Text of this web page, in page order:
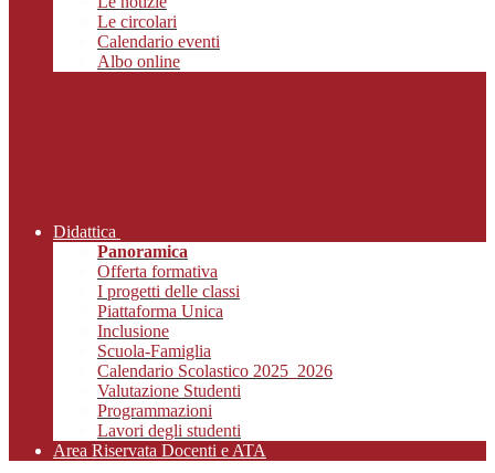
Le circolari
Calendario eventi
Albo online
Didattica
Panoramica
Offerta formativa
I progetti delle classi
Piattaforma Unica
Inclusione
Scuola-Famiglia
Calendario Scolastico 2025_2026
Valutazione Studenti
Programmazioni
Lavori degli studenti
Area Riservata Docenti e ATA